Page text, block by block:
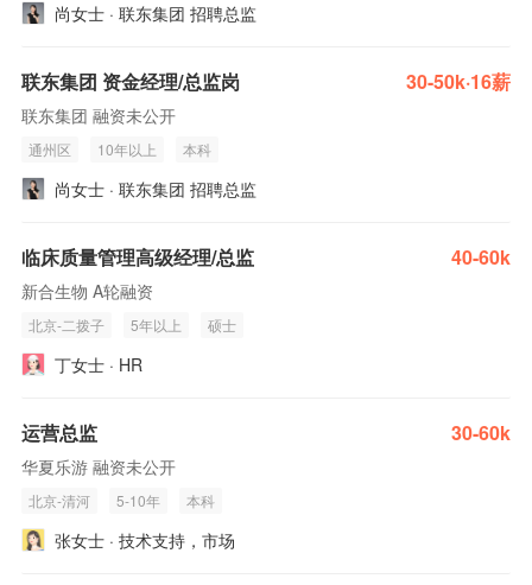
尚女士 · 联东集团 招聘总监
联东集团 资金经理/总监岗 30-50k·16薪
联东集团 融资未公开
通州区 10年以上 本科
尚女士 · 联东集团 招聘总监
临床质量管理高级经理/总监 40-60k
新合生物 A轮融资
北京-二拨子 5年以上 硕士
丁女士 · HR
运营总监 30-60k
华夏乐游 融资未公开
北京-清河 5-10年 本科
张女士 · 技术支持，市场